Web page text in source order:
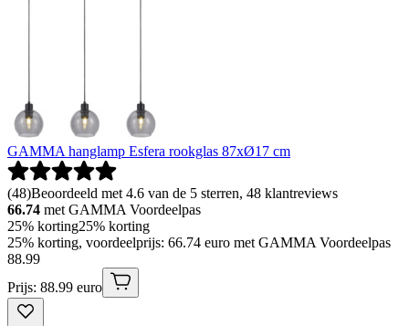
GAMMA hanglamp Esfera rookglas 87xØ17 cm
(48)Beoordeeld met 4.6 van de 5 sterren, 48 klantreviews
66.74 met GAMMA Voordeelpas
25% korting25% korting
25% korting, voordeelprijs: 66.74 euro met GAMMA Voordeelpas
88.99
Prijs: 88.99 euro